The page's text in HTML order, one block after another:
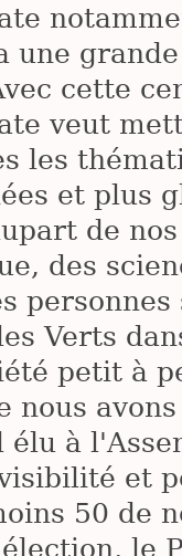
une
cette
veut
les
et plus
de
des
personnes
Verts
petit à
nous
élu à
et
50 de
le